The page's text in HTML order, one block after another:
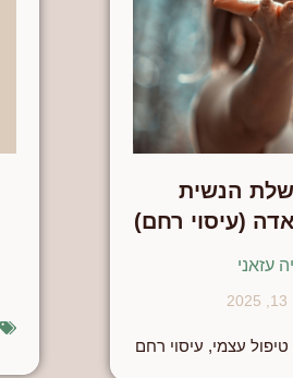
הנשית
(עיסוי רחם)
עזאני
טיפול עצמי, עיסוי רחם